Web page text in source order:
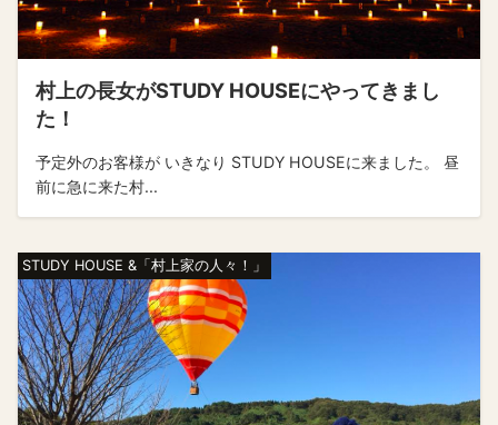
村上の長女がSTUDY HOUSEにやってきまし
た！
予定外のお客様が いきなり STUDY HOUSEに来ました。 昼
前に急に来た村...
STUDY HOUSE &「村上家の人々！」